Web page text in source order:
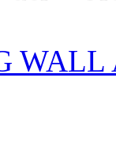
WALL